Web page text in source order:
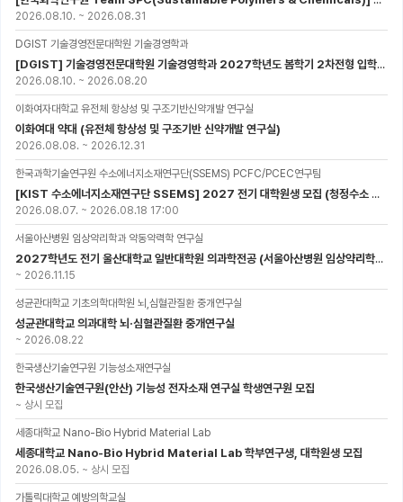
2026.08.10. ~ 2026.08.31
DGIST 기술경영전문대학원 기술경영학과
[DGIST] 기술경영전문대학원 기술경영학과 2027학년도 봄학기 2차전형 입학설명회 개최
2026.08.10. ~ 2026.08.20
이화여자대학교 유전체 항상성 및 구조기반신약개발 연구실
이화여대 약대 (유전체 항상성 및 구조기반 신약개발 연구실)
2026.08.08. ~ 2026.12.31
한국과학기술연구원 수소에너지소재연구단(SSEMS) PCFC/PCEC연구팀
[KIST 수소에너지소재연구단 SSEMS] 2027 전기 대학원생 모집 (청정수소 생산/활용을 위한 프로톤 세라믹 전지)
2026.08.07. ~ 2026.08.18 17:00
서울아산병원 임상약리학과 약동약력학 연구실
2027학년도 전기 울산대학교 일반대학원 의과학전공 (서울아산병원 임상약리학과 약동약력학 연구실) 대학원생 모집공고
~ 2026.11.15
성균관대학교 기초의학대학원 뇌,심혈관질환 중개연구실
성균관대학교 의과대학 뇌·심혈관질환 중개연구실
~ 2026.08.22
한국생산기술연구원 기능성소재연구실
한국생산기술연구원(안산) 기능성 전자소재 연구실 학생연구원 모집
~ 상시 모집
세종대학교 Nano-Bio Hybrid Material Lab
세종대학교 Nano-Bio Hybrid Material Lab 학부연구생, 대학원생 모집
2026.08.05. ~ 상시 모집
가톨릭대학교 예방의학교실